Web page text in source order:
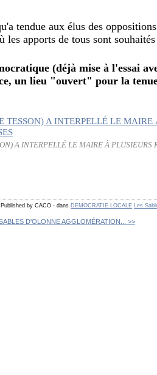
tendue aux élus des
apports de tous sont
(déjà mise à l'essai
un lieu "ouvert" pour la tenue
A INTERPELLÉ LE MAIRE À PLUSIEURS
Published by CACO - dans DEMOCRATIE LOCALE Les
D'OLONNE AGGLOMÉRATION... >>